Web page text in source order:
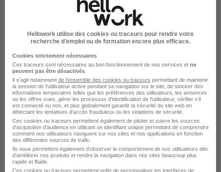
Rueil-Malmaison - 92
Intérim
50 000 - 55 000 € / an
Télétravail partiel
Responsable du Contrôle de Gestion
H/F
LHH Recruitment Solutions
Hellowork utilise des cookies ou traceurs pour rendre votre
recherche d’emploi ou de formation encore plus efficace.
Cookies strictement nécessaires
Ces traceurs sont nécessaires au bon fonctionnement de nos services et ne
peuvent pas être désactivés
Il s'agit notamment de l'ensemble des cookies ou traceurs permettant de maintenir
la session de l'utilisateur active pendant sa navigation sur le site, de stocker des
informations temporaires telles que les préférences des utilisateurs, les annonces
ou les offres vues, gérer les processus d'identification de l'utilisateur, vérifier s'il
est connecté ou non, et plus globalement garantir la sécurité du site web en
détectant les tentatives d'accès frauduleux ou les violations de sécurité.
Ces cookies ou traceurs permettent également de piloter et suivre les sources
d'acquisition d'audience en utilisant un identifiant unique permettant de comprendre
comment nos utilisateurs naviguent sur nos sites et nos applications en fonction
des différentes sources de trafic.
Ils nous permettent également d’observer le comportement de nos utilisateurs afin
d'améliorer nos produits et rendre la navigation dans nos sites beaucoup plus
rapide et fluide.
Ces cookies ou traceurs permettent enfin de personnaliser les interfaces de